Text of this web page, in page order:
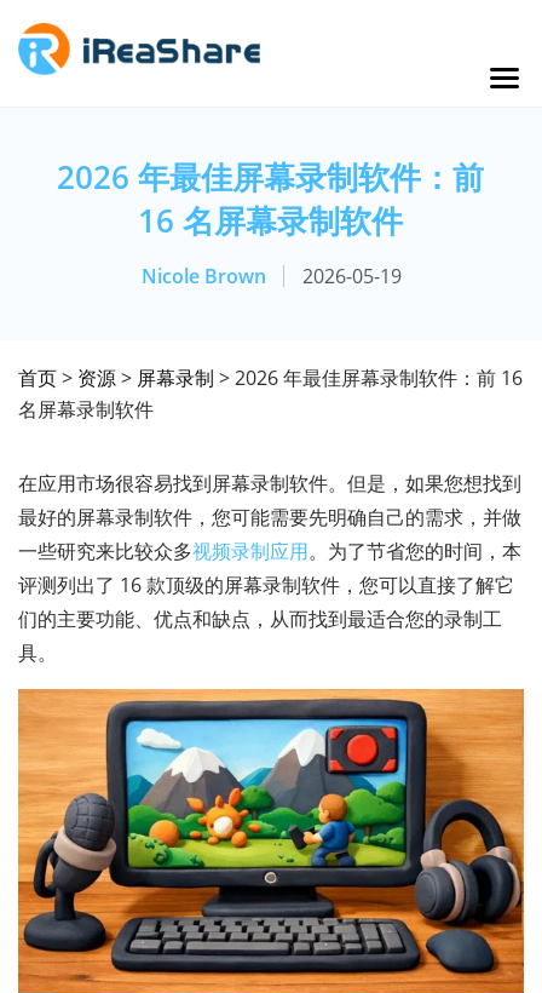
2026 年最佳屏幕录制软件：前
16 名屏幕录制软件
Nicole Brown 2026-05-19
首页> 资源> 屏幕录制 > 2026 年最佳屏幕录制软件：前 16
名屏幕录制软件
在应用市场很容易找到屏幕录制软件。但是，如果您想找到
最好的屏幕录制软件，您可能需要先明确自己的需求，并做
一些研究来比较众多视频录制应用。为了节省您的时间，本
评测列出了 16 款顶级的屏幕录制软件，您可以直接了解它
们的主要功能、优点和缺点，从而找到最适合您的录制工
具。